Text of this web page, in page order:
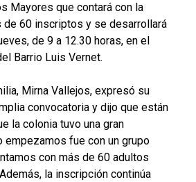
Mayores que contará con la
de 60 inscriptos y se desarrollará
de 9 a 12.30 horas, en el
Barrio Luis Vernet.
Mirna Vallejos, expresó su
convocatoria y dijo que están
la colonia tuvo una gran
empezamos fue con un grupo
con más de 60 adultos
la inscripción continúa